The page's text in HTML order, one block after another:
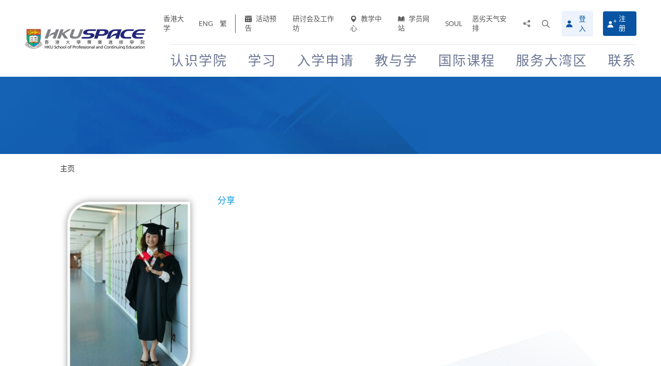
香港大
学
ENG 繁
活动预
告
研讨会及工作
坊
教学中
心
学员网
站
SOUL
恶劣天气安
排
搜
寻
介
面
登
入
注
册
认识学院 学习 入学申请 教与学 国际课程 服务大湾区 联系
主页
分享